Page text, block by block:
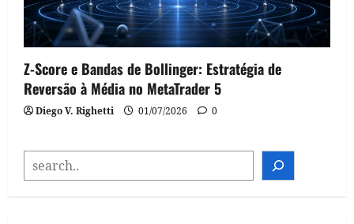
Z-Score e Bandas de Bollinger: Estratégia de
Reversão à Média no MetaTrader 5
Diego V. Righetti 01/07/2026 0
SEARCH